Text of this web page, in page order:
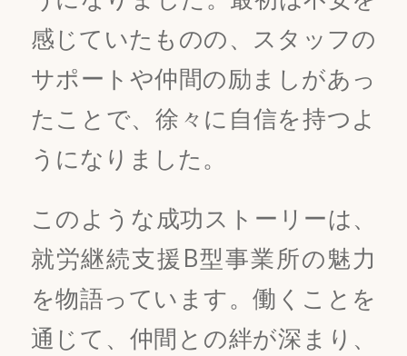
感じていたものの、スタッフの
サポートや仲間の励ましがあっ
たことで、徐々に自信を持つよ
うになりました。
このような成功ストーリーは、
就労継続支援B型事業所の魅力
を物語っています。働くことを
通じて、仲間との絆が深まり、